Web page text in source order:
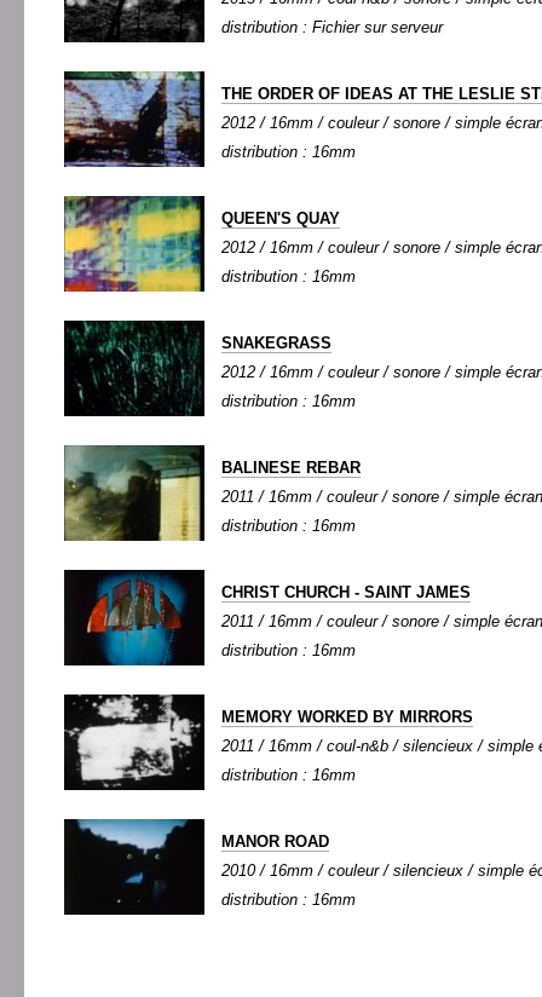
distribution : Fichier sur serveur
THE ORDER OF IDEAS AT THE LESLIE
2012 / 16mm / couleur / sonore / simple
distribution : 16mm
QUEEN'S QUAY
2012 / 16mm / couleur / sonore / simple
distribution : 16mm
SNAKEGRASS
2012 / 16mm / couleur / sonore / simple
distribution : 16mm
BALINESE REBAR
2011 / 16mm / couleur / sonore / simple
distribution : 16mm
CHRIST CHURCH - SAINT JAMES
2011 / 16mm / couleur / sonore / simple
distribution : 16mm
MEMORY WORKED BY MIRRORS
2011 / 16mm / coul-n&b / silencieux / simple
distribution : 16mm
MANOR ROAD
2010 / 16mm / couleur / silencieux / simple
distribution : 16mm